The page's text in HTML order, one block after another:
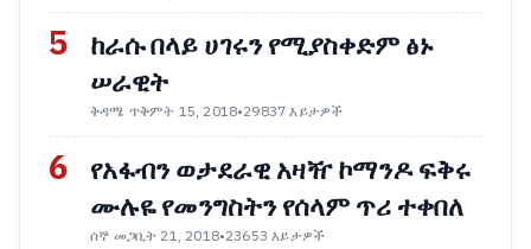
5
ከራሱ በላይ ሀገሩን የሚያስቀድም ፅኑ
ሠራዊት
ቅዳሜ ጥቅምት 15, 2018•29837 እይታዎች
6
የአፋብን ወታደራዊ አዛዥ ኮማንዶ ፍቅሩ
ሙሉዬ የመንግስትን የሰላም ጥሪ ተቀበለ
ሰኞ መጋቢት 21, 2018•23653 እይታዎች